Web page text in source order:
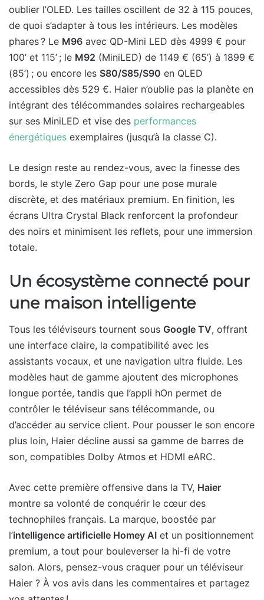
oublier l’OLED. Les tailles oscillent de 32 à 115 pouces,
de quoi s’adapter à tous les intérieurs. Les modèles
phares ? Le M96 avec QD-Mini LED dès 4999 € pour
100’ et 115’ ; le M92 (MiniLED) de 1149 € (65’) à 1899 €
(85’) ; ou encore les S80/S85/S90 en QLED
accessibles dès 529 €. Haier n’oublie pas la planète en
intégrant des télécommandes solaires rechargeables
sur ses MiniLED et vise des performances
énergétiques exemplaires (jusqu’à la classe C).
Le design reste au rendez-vous, avec la finesse des
bords, le style Zero Gap pour une pose murale
discrète, et des matériaux premium. En finition, les
écrans Ultra Crystal Black renforcent la profondeur
des noirs et minimisent les reflets, pour une immersion
totale.
Un écosystème connecté pour
une maison intelligente
Tous les téléviseurs tournent sous Google TV, offrant
une interface claire, la compatibilité avec les
assistants vocaux, et une navigation ultra fluide. Les
modèles haut de gamme ajoutent des microphones
longue portée, tandis que l’appli hOn permet de
contrôler le téléviseur sans télécommande, ou
d’accéder au service client. Pour pousser le son encore
plus loin, Haier décline aussi sa gamme de barres de
son, compatibles Dolby Atmos et HDMI eARC.
Avec cette première offensive dans la TV, Haier
montre sa volonté de conquérir le cœur des
technophiles français. La marque, boostée par
l’intelligence artificielle Homey AI et un positionnement
premium, a tout pour bouleverser la hi-fi de votre
salon. Alors, pensez-vous craquer pour un téléviseur
Haier ? À vos avis dans les commentaires et partagez